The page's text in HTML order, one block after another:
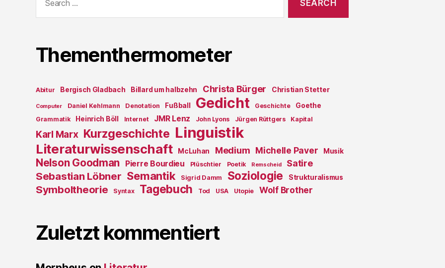
for:
Thementhermometer
Abitur Bergisch Gladbach Billard um halbzehn Christa Bürger Christian Stetter
Computer Daniel Kehlmann Denotation Fußball Gedicht Geschichte Goethe
Grammatik Heinrich Böll Internet JMR Lenz John Lyons Jürgen Rüttgers Kapital
Karl Marx Kurzgeschichte Linguistik
Literaturwissenschaft McLuhan Medium Michelle Paver Musik
Nelson Goodman Pierre Bourdieu Plüschtier Poetik Remscheid Satire
Sebastian Löbner Semantik Sigrid Damm Soziologie Strukturalismus
Symboltheorie Syntax Tagebuch Tod USA Utopie Wolf Brother
Zuletzt kommentiert